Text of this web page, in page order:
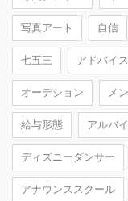
写真アート 自信
七五三 アドバイス
オーデション メ
給与形態 アルバ
ディズニーダンサー
アナウンススクール